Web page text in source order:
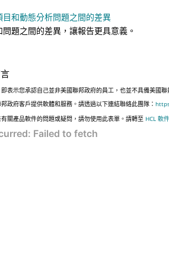
和動態分析問題之間的差異
題之間的差異，讓報告更具意義。
表示您承認自己並非美國聯邦政府的員工，也並不具備美國
政府客戶提供軟體和服務。請透過以下連結聯絡此團隊：
關產品軟件的問題或疑問，請勿使用此表單。請轉至 HCL 軟